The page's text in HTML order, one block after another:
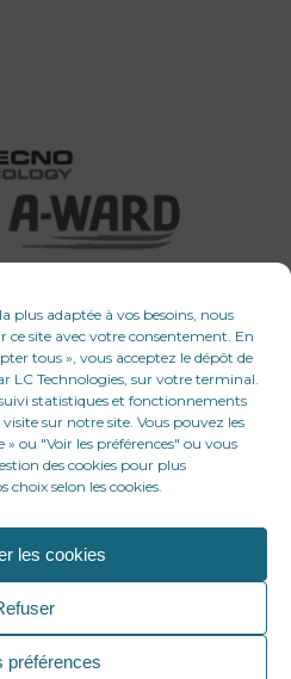
plus adaptée à vos besoins, nous
ce site avec votre consentement. En
tous », vous acceptez le dépôt de
LC Technologies, sur votre terminal.
suivi statistiques et fonctionnements
sur notre site. Vous pouvez les
ou "Voir les préférences" ou vous
des cookies pour plus
selon les cookies.
les cookies
préférences